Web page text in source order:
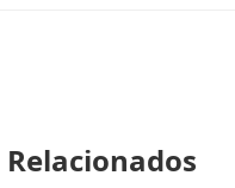
Relacionados